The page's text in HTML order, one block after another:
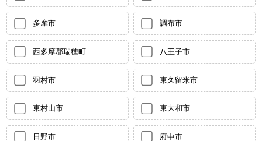
多摩市 調布市
西多摩郡瑞穂町 八王子市
羽村市 東久留米市
東村山市 東大和市
日野市 府中市